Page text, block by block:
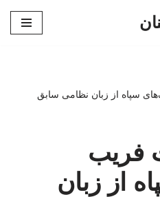
سپاه از زبان نظامی سابق
فریب
از زبان